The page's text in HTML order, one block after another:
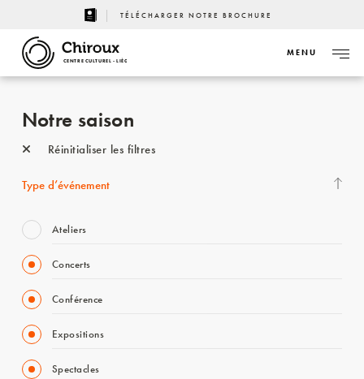
TÉLÉCHARGER NOTRE BROCHURE
CENTRE CULTUREL - LIÈGE
MENU
Notre saison
Réinitialiser les filtres
Type d’événement
Ateliers
Concerts
Conférence
Expositions
Spectacles